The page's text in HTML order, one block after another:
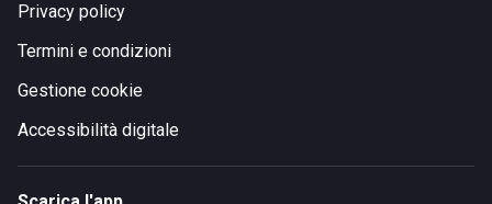
Privacy policy
Termini e condizioni
Gestione cookie
Accessibilità digitale